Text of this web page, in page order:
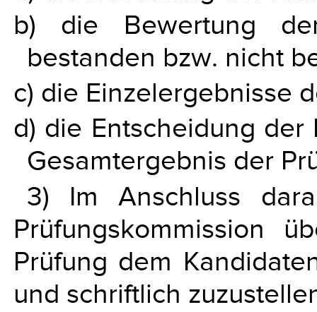
b) die Bewertung
bestanden bzw. nicht
c) die Einzelergebnisse
d) die Entscheidung der
Gesamtergebnis der
3) Im Anschluss
Prüfungskommission
Prüfung dem
und schriftlich